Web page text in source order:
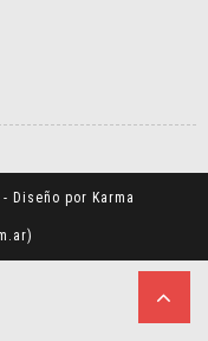
Diseño por Karma
)